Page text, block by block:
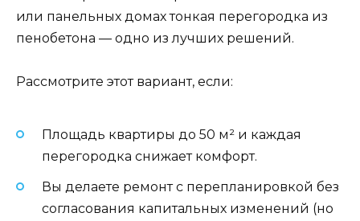
или панельных домах тонкая перегородка из
пенобетона — одно из лучших решений.
Рассмотрите этот вариант, если:
Площадь квартиры до 50 м² и каждая
перегородка снижает комфорт.
Вы делаете ремонт с перепланировкой без
согласования капитальных изменений (но